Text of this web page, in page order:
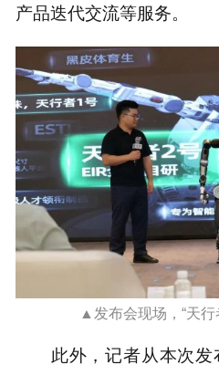
产品迭代交流等服务。
▲发布会现场，“天行
此外，记者从本次